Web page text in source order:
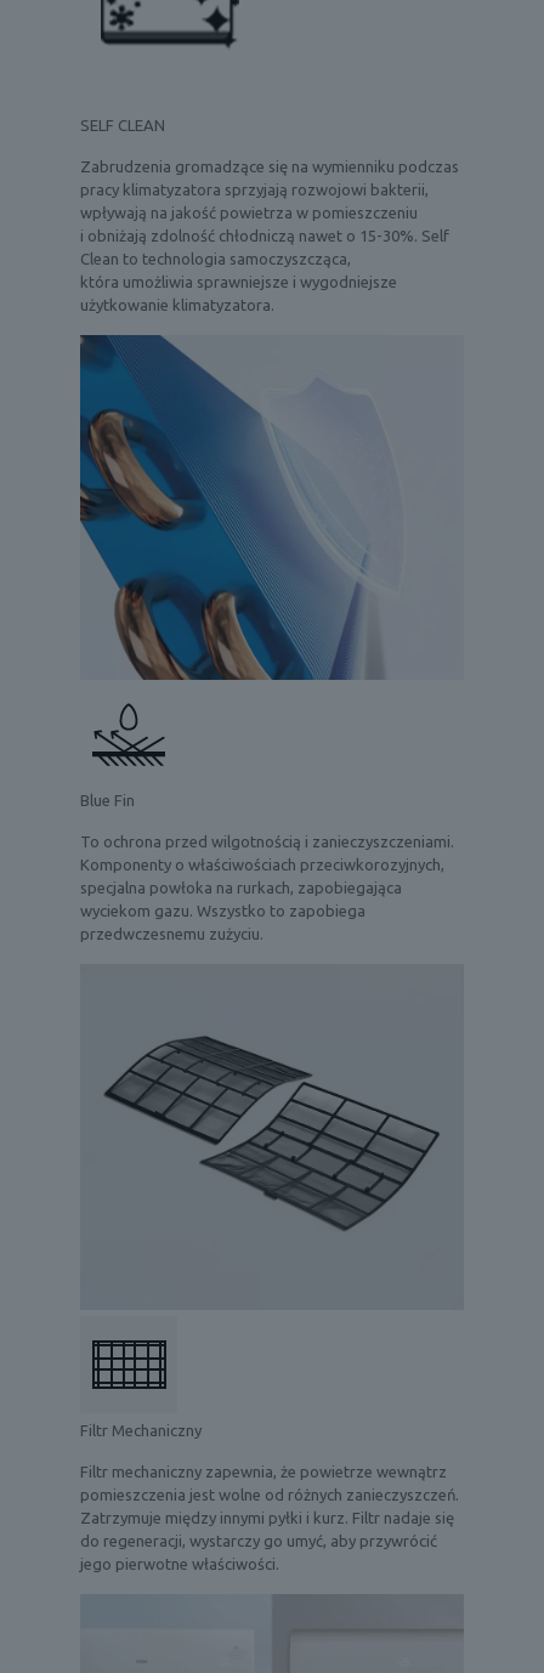
SELF CLEAN
Zabrudzenia gromadzące się na wymienniku podczas
pracy klimatyzatora sprzyjają rozwojowi bakterii,
wpływają na jakość powietrza w pomieszczeniu
i obniżają zdolność chłodniczą nawet o 15-30%. Self
Clean to technologia samoczyszcząca,
która umożliwia sprawniejsze i wygodniejsze
użytkowanie klimatyzatora.
Blue Fin
To ochrona przed wilgotnością i zanieczyszczeniami.
Komponenty o właściwościach przeciwkorozyjnych,
specjalna powłoka na rurkach, zapobiegająca
wyciekom gazu. Wszystko to zapobiega
przedwczesnemu zużyciu.
Filtr Mechaniczny
Filtr mechaniczny zapewnia, że powietrze wewnątrz
pomieszczenia jest wolne od różnych zanieczyszczeń.
Zatrzymuje między innymi pyłki i kurz. Filtr nadaje się
do regeneracji, wystarczy go umyć, aby przywrócić
jego pierwotne właściwości.